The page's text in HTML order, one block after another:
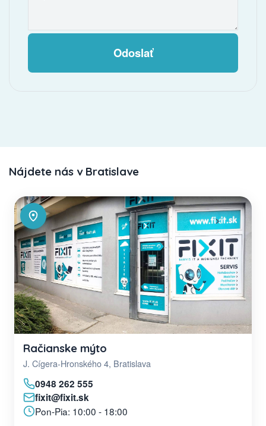
Odoslať
Nájdete nás v Bratislave
Račianske mýto
J. Cígera-Hronského 4, Bratislava
0948 262 555
fixit@fixit.sk
Pon-Pia: 10:00 - 18:00